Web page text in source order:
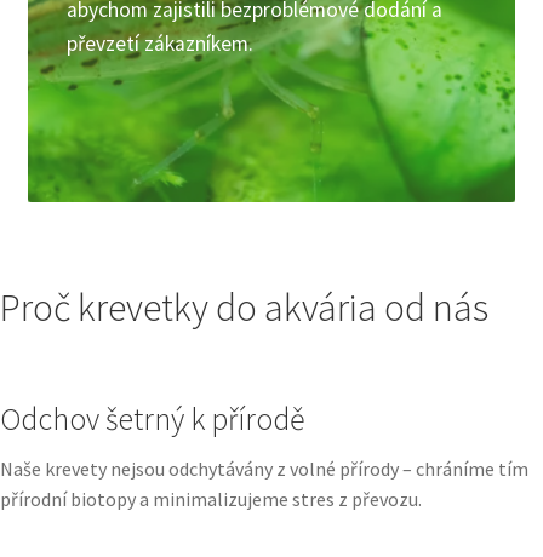
abychom zajistili bezproblémové dodání a
převzetí zákazníkem.
Proč krevetky do akvária od nás
Odchov šetrný k přírodě
Naše krevety nejsou odchytávány z volné přírody – chráníme tím
přírodní biotopy a minimalizujeme stres z převozu.